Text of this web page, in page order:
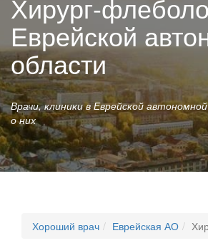
Еврейской
области
Врачи, клиники в Еврейской
о них
Хороший врач Еврейская АО